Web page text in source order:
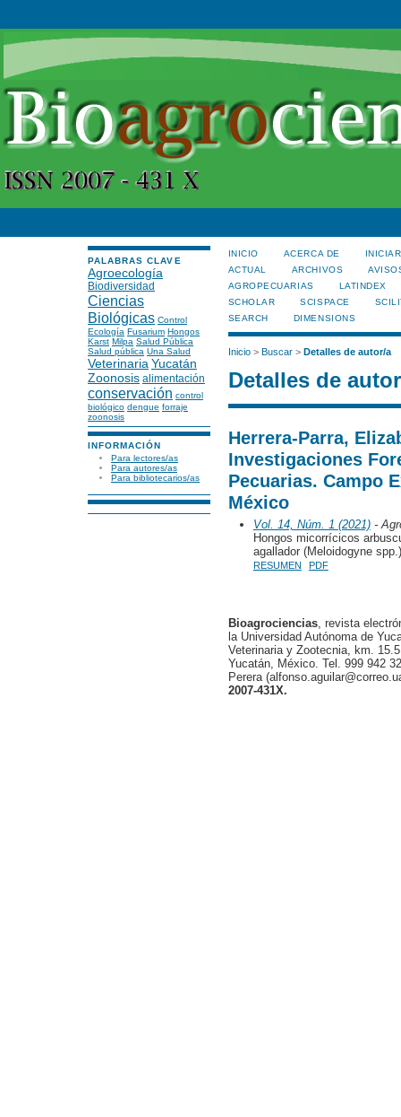
PALABRAS CLAVE
Agroecología
Biodiversidad
Ciencias
Biológicas Control
Ecología Fusarium Hongos
Karst Milpa Salud Pública
Salud pública Una Salud
Veterinaria Yucatán
Zoonosis alimentación
conservación control
biológico dengue forraje
zoonosis
INFORMACIÓN
Para lectores/as
Para autores/as
Para bibliotecarios/as
INICIO ACERCA DE
ACTUAL
ARCHIVOS
AGROPECUARIAS
LATINDEX
SCHOLAR
SCISPACE
SEARCH
DIMENSIONS
Inicio> Buscar> Detalles de autor/a
Detalles de
Herrera-Parra,
Investigaciones
Pecuarias. Campo
México
Vol. 14, Núm. 1 (2021)-
Hongos micorrícicos
agallador (Meloidogyne
RESUMEN PDF
Bioagrociencias, revista
la Universidad Autónoma de
Veterinaria y Zootecnia, km.
Yucatán, México. Tel. 999 942
Perera
2007-431X.